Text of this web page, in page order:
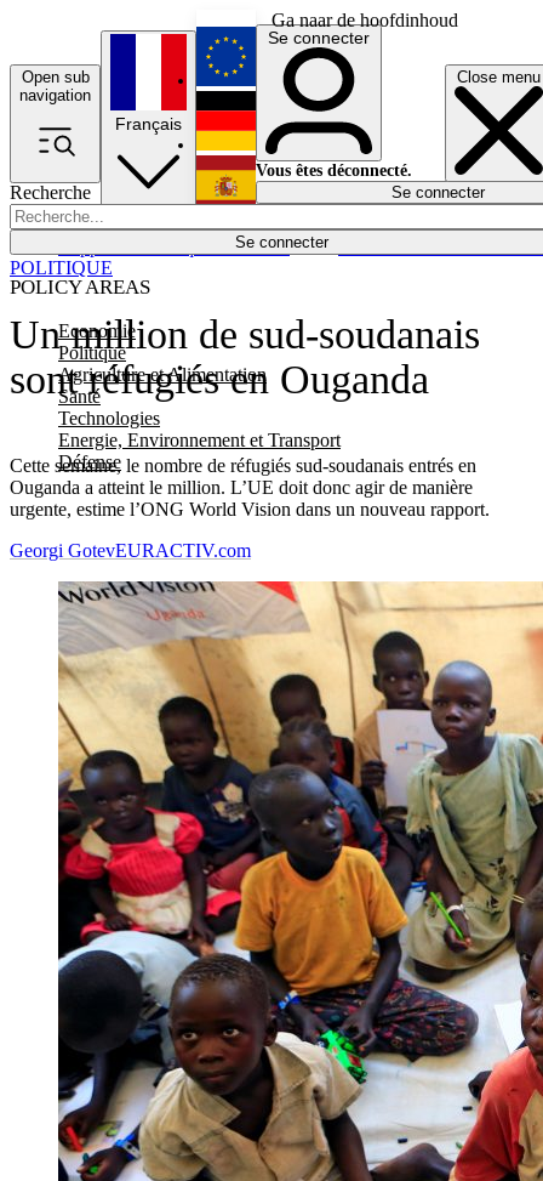
Ga naar de hoofdinhoud
Open sub
navigation
Close menu
Recherche
Se connecter
POLICY AREAS
Economie
Politique
Agriculture et Alimentation
Santé
Technologies
Energie, Environnement et Transport
Défense
Économie
Français
English
Deutsch
Español
Se connecter
Vous êtes déconnecté.
Se connecter
Un million de sud-soudanais
sont réfugiés en Ouganda
Cette semaine, le nombre de réfugiés sud-soudanais entrés en
Ouganda a atteint le million. L’UE doit donc agir de manière
urgente, estime l’ONG World Vision dans un nouveau rapport.
POLITIQUE
Georgi GotevEURACTIV.com